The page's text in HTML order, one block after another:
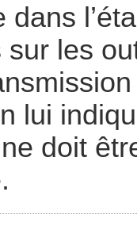
dans
sur les
lui
doit